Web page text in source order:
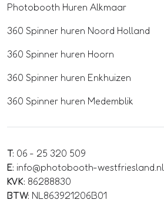
Photobooth Huren Alkmaar
360 Spinner huren Noord Holland
360 Spinner huren Hoorn
360 Spinner huren Enkhuizen
360 Spinner huren Medemblik
T: 06 - 25 320 509
E: info@photobooth-westfriesland.nl
KVK: 86288830
BTW: NL863921206B01